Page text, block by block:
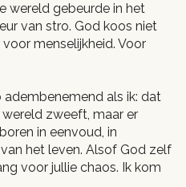
wereld gebeurde in het
van stro. God koos niet
menselijkheid. Voor
adembenemend als ik: dat
zweeft, maar er
in eenvoud, in
het leven. Alsof God zelf
voor jullie chaos. Ik kom